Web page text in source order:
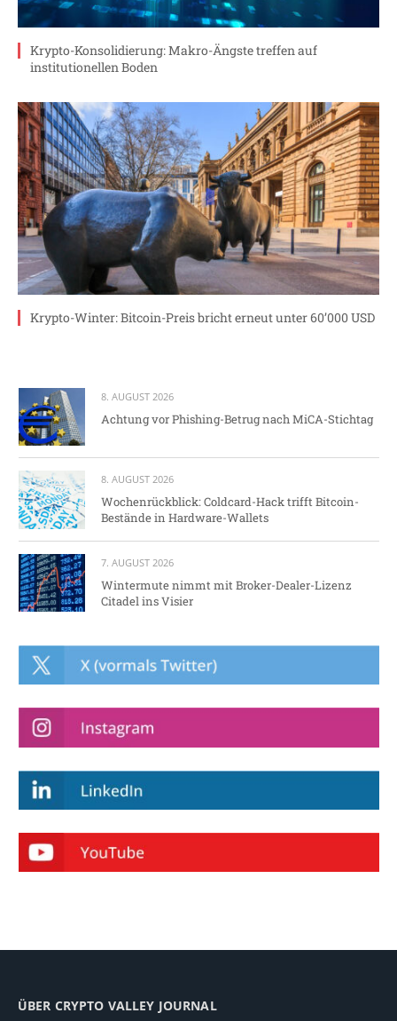
Krypto-Konsolidierung: Makro-Ängste treffen auf
institutionellen Boden
Krypto-Winter: Bitcoin-Preis bricht erneut unter 60’000 USD
8. AUGUST 2026
Achtung vor Phishing-Betrug nach MiCA-Stichtag
8. AUGUST 2026
Wochenrückblick: Coldcard-Hack trifft Bitcoin-
Bestände in Hardware-Wallets
7. AUGUST 2026
Wintermute nimmt mit Broker-Dealer-Lizenz
Citadel ins Visier
ÜBER CRYPTO VALLEY JOURNAL